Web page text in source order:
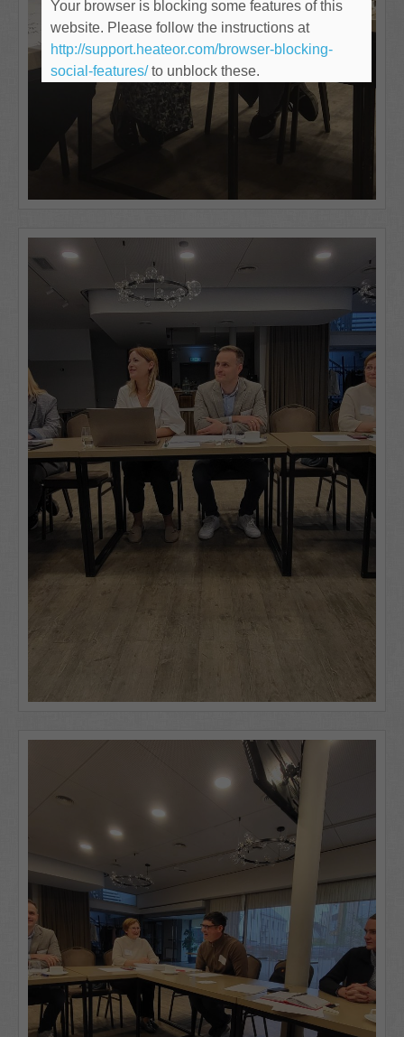
Your browser is blocking some features of this
website. Please follow the instructions at
http://support.heateor.com/browser-blocking-
social-features/to unblock these.